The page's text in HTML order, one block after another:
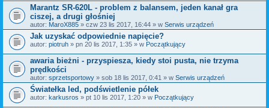
i
Marantz SR-620L - problem z balansem, jeden kanał gra
ciszej, a drugi głośniej
autor: MaroX885 » czw 23 lis 2017, 16:44 » w Serwis urządzeń
Jak uzyskać odpowiednie napięcie?
autor: piotruh » pn 20 lis 2017, 1:35 » w Początkujący
awaria bieżni - przyspiesza, kiedy stoi pusta, nie trzyma
prędkości
autor: sprzetsportowy » sob 18 lis 2017, 0:41 » w Serwis urządzeń
Światełka led, podświetlenie półek
autor: karkusros » pt 10 lis 2017, 1:20 » w Początkujący